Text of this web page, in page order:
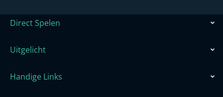
Direct Spelen
Uitgelicht
Handige Links